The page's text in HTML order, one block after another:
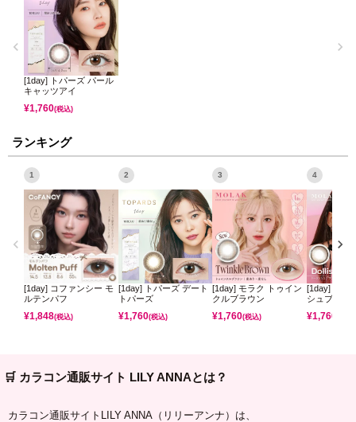
[1day] トパーズ パール
キャッツアイ
¥1,760(税込)
ランキング
1
[1day] コファンシー モ
ルテンパフ
¥1,848(税込)
2
[1day] トパーズ デート
トパーズ
¥1,760(税込)
3
[1day] モラク トゥイン
クルブラウン
¥1,760(税込)
4
[1day] モラ
シュブラウ
¥1,760
🛒 カラコン通販サイト LILY ANNAとは？
カラコン通販サイトLILY ANNA（リリーアンナ）は、